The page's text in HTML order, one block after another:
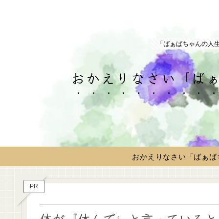
「ばぁばちゃんの
おかえりなさい「ば
おかえりなさい「ばぁ
PR